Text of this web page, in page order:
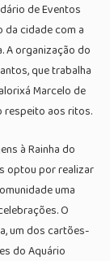
de Eventos
cidade com a
A organização do
que trabalha
Marcelo de
respeito aos ritos.
à Rainha do
optou por realizar
uma
O
um dos cartões-
do Aquário